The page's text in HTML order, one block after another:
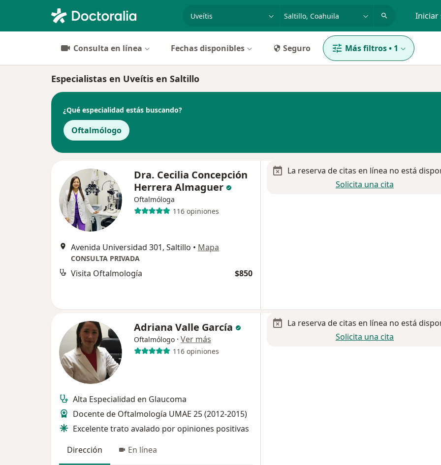
especialidad, enfermedad o nombre Iniciar
Consulta en línea Fechas disponibles Seguro Más filtros• 1
Especialistas en Uveítis en Saltillo
¿Qué especialidad estás buscando?
Oftalmólogo
Dra. Cecilia Concepción
Herrera Almaguer
Oftalmóloga
116 opiniones
Avenida Universidad 301, Saltillo • Mapa
CONSULTA PRIVADA
Visita Oftalmología $850
La reserva de citas en línea no está
Solicita una cita
Adriana Valle García
Oftalmólogo · Ver más
116 opiniones
Alta Especialidad en Glaucoma
Docente de Oftalmología UMAE 25 (2012-2015)
Excelente trato avalado por opiniones positivas
Dirección
En línea
La reserva de citas en línea no está
Solicita una cita